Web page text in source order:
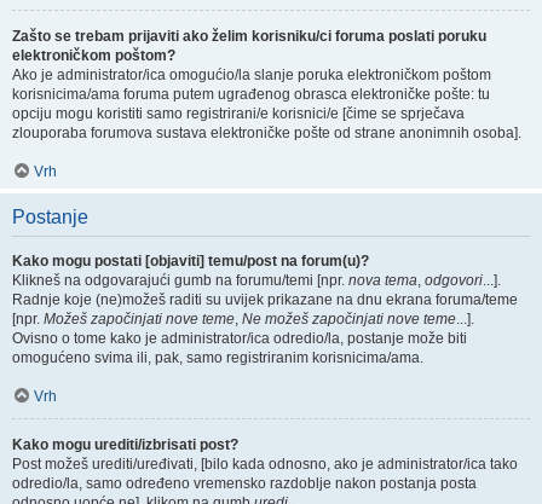
Zašto se trebam prijaviti ako želim korisniku/ci foruma poslati poruku
elektroničkom poštom?
Ako je administrator/ica omogućio/la slanje poruka elektroničkom poštom
korisnicima/ama foruma putem ugrađenog obrasca elektroničke pošte: tu
opciju mogu koristiti samo registrirani/e korisnici/e [čime se sprječava
zlouporaba forumova sustava elektroničke pošte od strane anonimnih osoba].
Vrh
Postanje
Kako mogu postati [objaviti] temu/post na forum(u)?
Klikneš na odgovarajući gumb na forumu/temi [npr. nova tema, odgovori...].
Radnje koje (ne)možeš raditi su uvijek prikazane na dnu ekrana foruma/teme
[npr. Možeš započinjati nove teme, Ne možeš započinjati nove teme...].
Ovisno o tome kako je administrator/ica odredio/la, postanje može biti
omogućeno svima ili, pak, samo registriranim korisnicima/ama.
Vrh
Kako mogu urediti/izbrisati post?
Post možeš urediti/uređivati, [bilo kada odnosno, ako je administrator/ica tako
odredio/la, samo određeno vremensko razdoblje nakon postanja posta